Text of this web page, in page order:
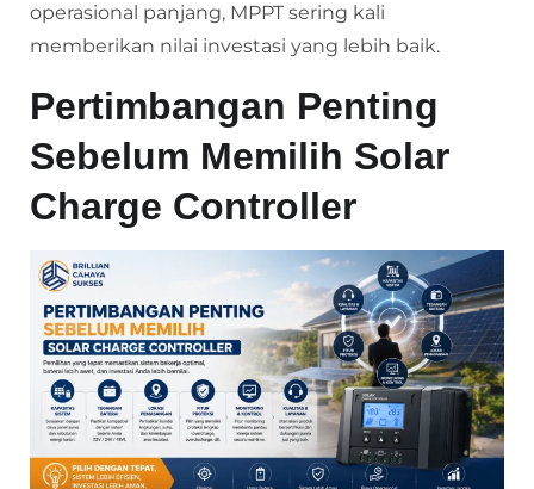
operasional panjang, MPPT sering kali
memberikan nilai investasi yang lebih baik.
Pertimbangan Penting
Sebelum Memilih Solar
Charge Controller